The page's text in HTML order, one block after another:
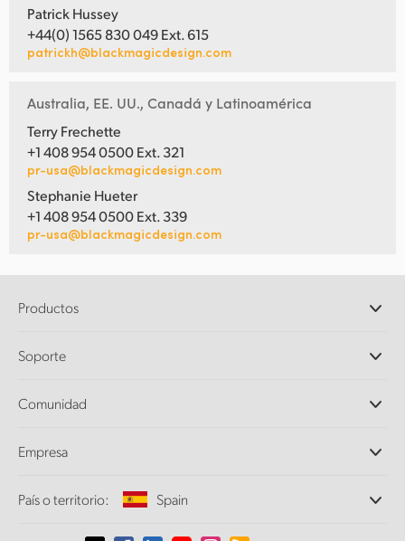
Patrick Hussey
+44(0) 1565 830 049 Ext. 615
patrickh@blackmagicdesign.com
Australia, EE. UU., Canadá y Latinoamérica
Terry Frechette
+1 408 954 0500 Ext. 321
pr-usa@blackmagicdesign.com
Stephanie Hueter
+1 408 954 0500 Ext. 339
pr-usa@blackmagicdesign.com
Productos
DaVinci Resolve y Fusion
Ultimatte
Captura y reproducción
Conversión de formatos
Supervisión
Soporte
Centro de soporte técnico
Comunidad
Empresa
Perfil empresarial
País o territorio: Spain